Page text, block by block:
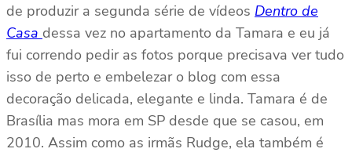
de produzir a segunda série de vídeos Dentro de
Casa dessa vez no apartamento da Tamara e eu já
fui correndo pedir as fotos porque precisava ver tudo
isso de perto e embelezar o blog com essa
decoração delicada, elegante e linda. Tamara é de
Brasília mas mora em SP desde que se casou, em
2010. Assim como as irmãs Rudge, ela também é